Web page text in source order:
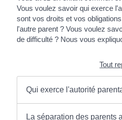
Vous voulez savoir qui exerce
sont vos droits et vos
l'autre parent ? Vous voulez
de difficulté ? Nous vous
Tout
Qui exerce l'autorité
La séparation des parents